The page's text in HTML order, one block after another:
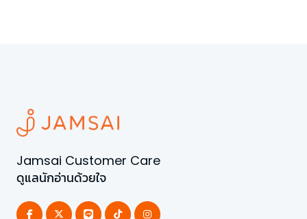
Jamsai Customer Care
ดูแลนักอ่านด้วยใจ